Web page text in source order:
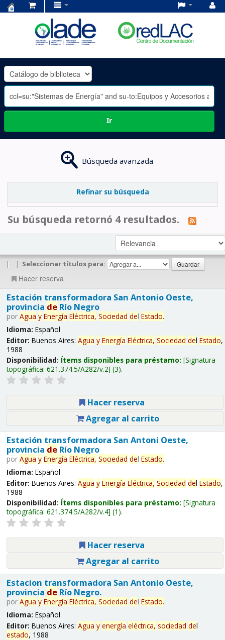
OLADE
-
Ir
Búsqueda avanzada
Refinar su búsqueda
Su búsqueda retornó 4 resultados.
| | Seleccionar títulos para:
Hacer reserva
Estación transformadora San Antonio Oeste,
provincia deRío Negro
por Agua y Energía Eléctrica, Sociedad del Estado.
Idioma: Español
Editor: Buenos Aires: Agua y Energía Eléctrica, Sociedad del Estado,
1988
Disponibilidad: Ítems disponibles para préstamo: Signatura
topográfica: 621.374.5/A282/v.2 (3).
Hacer reserva
Agregar al carrito
Estación transformadora San Antoni Oeste,
provincia deRío Negro
por Agua y Energía Eléctrica, Sociedad del Estado.
Idioma: Español
Editor: Buenos Aires: Agua y Energía Eléctrica, Sociedad del Estado,
1988
Disponibilidad: Ítems disponibles para préstamo: Signatura
topográfica: 621.374.5/A282/v.4 (1).
Hacer reserva
Agregar al carrito
Estacion transformadora San Antonio Oeste,
provincia deRío Negro.
por Agua y Energía Eléctrica, Sociedad del Estado.
Idioma: Español
Editor: Buenos Aires: Agua y energía eléctrica, sociedad del
estado, 1988